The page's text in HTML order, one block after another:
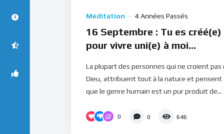
Méditation 4 Années Passés
16 Septembre : Tu es créé(e)
pour vivre uni(e) à moi
La plupart des personnes qui ne croient pas
Dieu, attribuent tout à la nature et pensent
que le genre humain est un pur produit de...
0 0 646